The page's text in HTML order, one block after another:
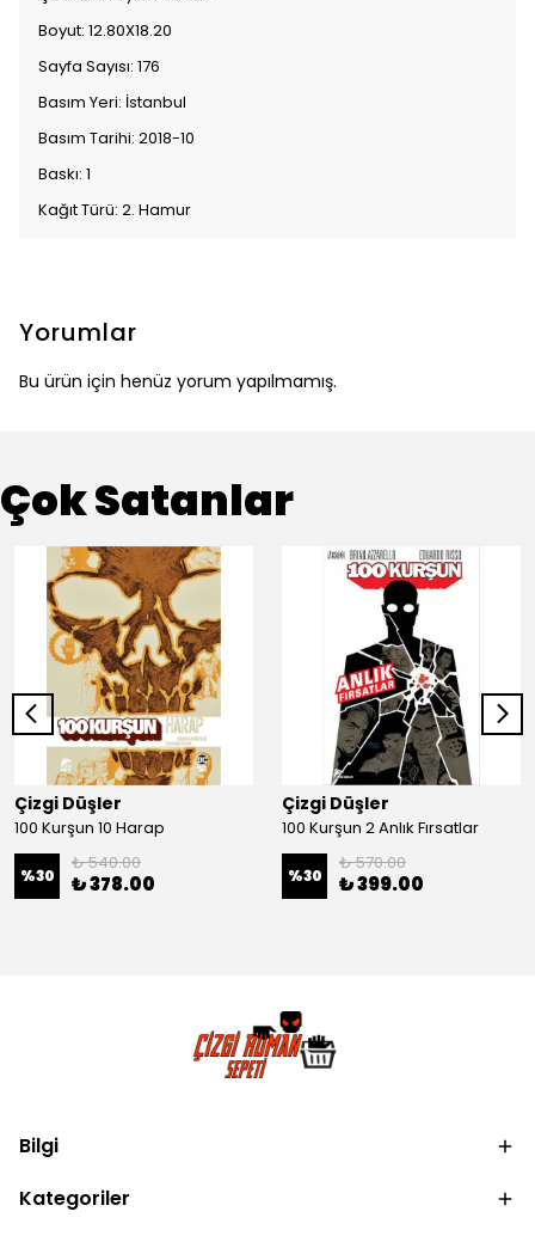
Boyut: 12.80X18.20
Sayfa Sayısı: 176
Basım Yeri: İstanbul
Basım Tarihi: 2018-10
Baskı: 1
Kağıt Türü: 2. Hamur
Yorumlar
Bu ürün için henüz yorum yapılmamış.
Çok Satanlar
Çizgi Düşler
100 Kurşun 10 Harap
%30
₺ 540.00
₺ 378.00
Çizgi Düşler
100 Kurşun 2 Anlık Fırsatlar
%30
₺ 570.00
₺ 399.00
Bilgi
Kategoriler